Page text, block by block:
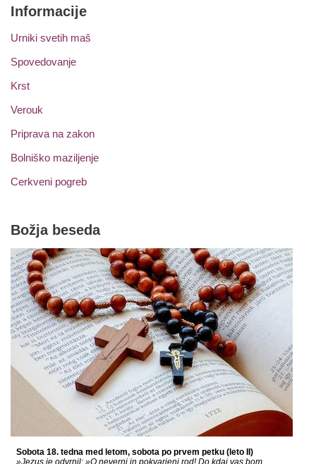
Informacije
Urniki svetih maš
Spovedovanje
Krst
Verouk
Priprava na zakon
Bolniško maziljenje
Cerkveni pogreb
Božja beseda